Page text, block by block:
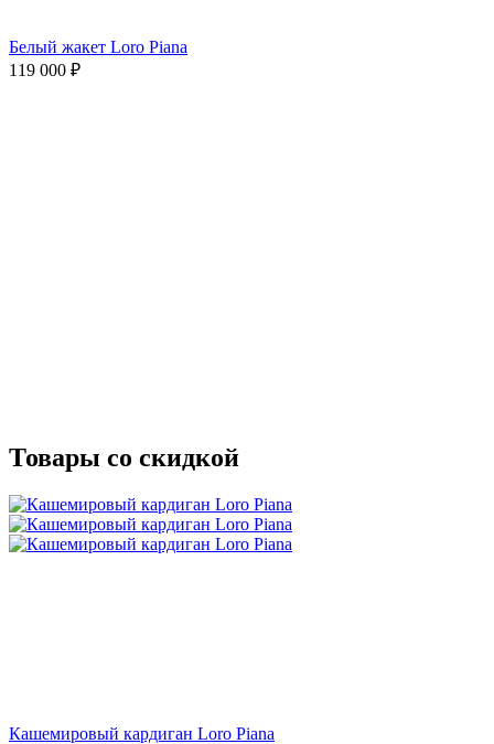
Белый жакет Loro Piana
119 000 ₽
Товары со скидкой
Кашемировый кардиган Loro Piana